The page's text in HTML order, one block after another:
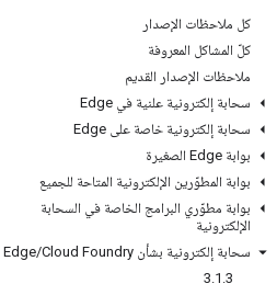
كل ملاحظات الإصدار
كلّ المشاكل المعروفة
ملاحظات الإصدار القديم
سحابة إلكترونية علنية في Edge
سحابة إلكترونية خاصة على Edge
بوابة Edge الصغيرة
بوابة المطوّرين الإلكترونية المتاحة للجميع
بوابة مطوّري البرامج الخاصة في السحابة
الإلكترونية
سحابة إلكترونية بشأن Edge
/Cloud Foundry
3.1 .3